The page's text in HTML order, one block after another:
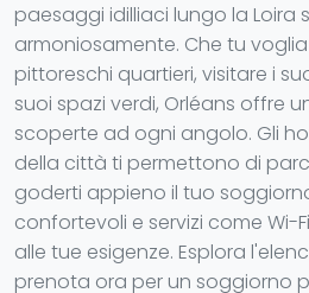
paesaggi idilliaci lungo la Loira
armoniosamente. Che tu
pittoreschi quartieri, visitare i
suoi spazi verdi, Orléans offre
scoperte ad ogni angolo. Gli
della città ti permettono di
goderti appieno il tuo
confortevoli e servizi come Wi-
alle tue esigenze. Esplora
prenota ora per un soggiorno